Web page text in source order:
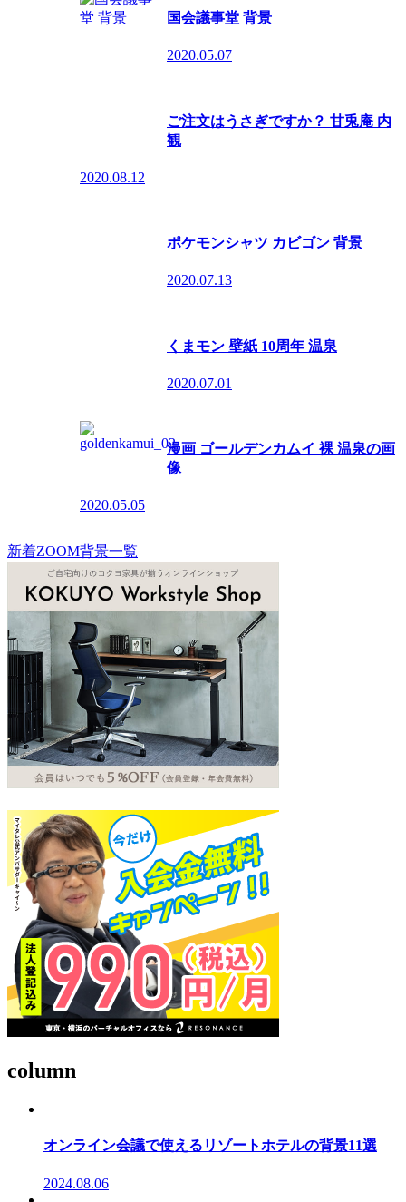
国会議事堂 背景
2020.05.07
ご注文はうさぎですか？ 甘兎庵 内
観
2020.08.12
ポケモンシャツ カビゴン 背景
2020.07.13
くまモン 壁紙 10周年 温泉
2020.07.01
漫画 ゴールデンカムイ 裸 温泉の画
像
2020.05.05
新着ZOOM背景一覧
column
オンライン会議で使えるリゾートホテルの背景11選
2024.08.06